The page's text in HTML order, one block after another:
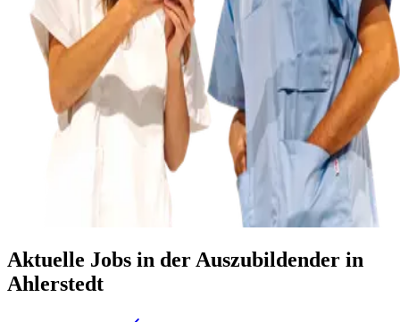
Aktuelle Jobs in der Auszubildender in
Ahlerstedt